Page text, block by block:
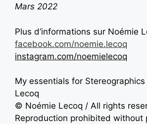
Mars 2022
Plus d’informations sur Noémie
facebook.com/noemie.lecoq
instagram.com/noemielecoq
My essentials for
Lecoq
© Noémie Lecoq / All rights
Reproduction prohibited without